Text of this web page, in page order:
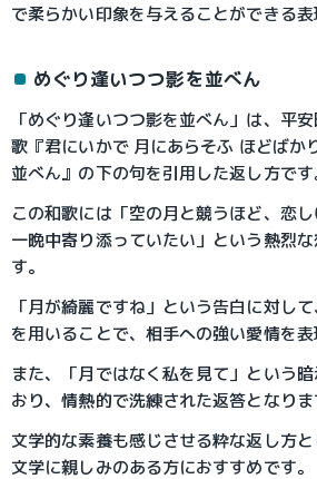
で柔らかい印象を与えることができる表
めぐり逢いつつ影を並べん
「めぐり逢いつつ影を並べん」は、平
歌『君にいかで 月にあらそふ ほどばか
並べん』の下の句を引用した返し方です
この和歌には「空の月と競うほど、恋し
一晩中寄り添っていたい」という熱烈
す。
「月が綺麗ですね」という告白に対し
を用いることで、相手への強い愛情を表
また、「月ではなく私を見て」という
おり、情熱的で洗練された返答となりま
文学的な素養も感じさせる粋な返し方
文学に親しみのある方におすすめです。